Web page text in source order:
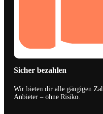
Sicher bezahlen
Wir bieten dir alle gängigen
Anbieter – ohne Risiko.